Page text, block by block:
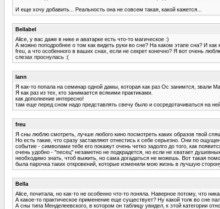
И еще хочу добавить... Реальность она не совсем такая, какой кажется...
Bellabel
Alice, у вас даже в нике и аватарке есть что-то магическое :)
А можно поподробнее о том как видеть руки во сне? На каком этапе сна? И
freu, а что особенного в ваших снах, если не секрет конечно? Я вот очень
слезах проснулась :(
lann
Я как-то попала на семинар одной дамы, которая как раз Ос занимтся, звали
Я как раз из тех, кто занимается всякими практиками.
как дополнение интересно!
там еще перед сном надо представлять свечу было и сосредотачиваться на
freu
Я сны люблю смотреть, лучше любого кино посмотреть каких образов твой
Но есть такие, что сразу заставляют отнестись к себе серьезно. Они по
событие - символами тебе его покажут очень четко задолго до того, как
очень удобно - "песец" незаметно не подкрадется, но если не хватает
необходимо знать, чтоб выжить, но сама догадаться не можешь. Вот такая
была парочка таких откровений, которые изменили мою жизнь в лучшую
Bella
Alice, почитала, но как-то не особенно что-то поняла. Наверное потому, что
А какое-то практическое применение еще существует? Ну какой толк во сне
А сны типа Менделеевского, в котором он таблицу увидел, к этой категории